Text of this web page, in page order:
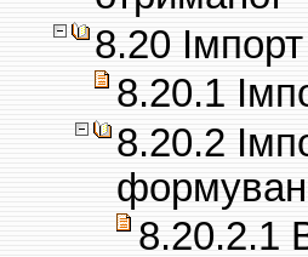
8.20 Імпорт
8.20.1
8.20.2
8.20.2.1